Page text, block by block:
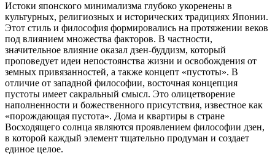
Истоки японского минимализма глубоко укоренены в
культурных, религиозных и исторических традициях Японии.
Этот стиль и философия формировались на протяжении веков
под влиянием множества факторов. В частности,
значительное влияние оказал дзен-буддизм, который
проповедует идеи непостоянства жизни и освобождения от
земных привязанностей, а также концепт «пустоты». В
отличие от западной философии, восточная концепция
пустоты имеет сакральный смысл. Это олицетворение
наполненности и божественного присутствия, известное как
«порождающая пустота». Дома и квартиры в стране
Восходящего солнца являются проявлением философии дзен,
в которой каждый элемент тщательно продуман и создает
единое целое.